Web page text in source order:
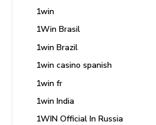
1win
1Win Brasil
1win Brazil
1win casino spanish
1win fr
1win India
1WIN Official In Russia